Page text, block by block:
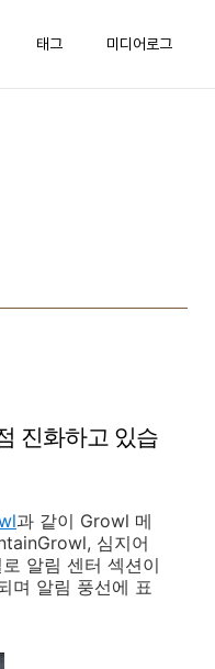
태그 미디어로그
진화하고 있습
과 같이 Growl 메
심지어
알림 센터 섹션이
며 알림 풍선에 표